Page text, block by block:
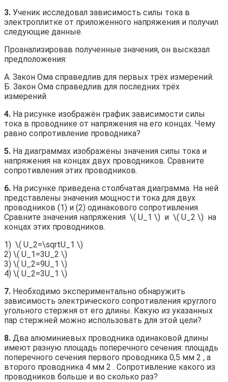
3. Ученик исследовал зависимость силы тока в
электроплитке от приложенного напряжения и получил
следующие данные.
Проанализировав полученные значения, он высказал
предположения:
А. Закон Ома справедлив для первых трёх измерений.
Б. Закон Ома справедлив для последних трёх
измерений.
4. На рисунке изображён график зависимости силы
тока в проводнике от напряжения на его концах. Чему
равно сопротивление проводника?
5. На диаграммах изображены значения силы тока и
напряжения на концах двух проводников. Сравните
сопротивления этих проводников.
6. На рисунке приведена столбчатая диаграмма. На ней
представлены значения мощности тока для двух
проводников (1) и (2) одинакового сопротивления.
Сравните значения напряжения ​ \( U_1 \) ​ и ​ \( U_2 \) ​ на
концах этих проводников.
1) ​ \( U_2=\sqrtU_1 \) ​
2) \( U_1=3U_2 \)
3) \( U_2=9U_1 \)
4) \( U_2=3U_1 \)
7. Необходимо экспериментально обнаружить
зависимость электрического сопротивления круглого
угольного стержня от его длины. Какую из указанных
пар стержней можно использовать для этой цели?
8. Два алюминиевых проводника одинаковой длины
имеют разную площадь поперечного сечения: площадь
поперечного сечения первого проводника 0,5 мм 2 , а
второго проводника 4 мм 2 . Сопротивление какого из
проводников больше и во сколько раз?